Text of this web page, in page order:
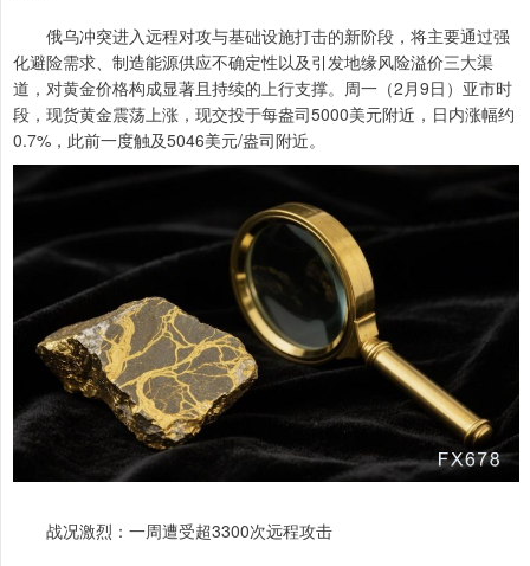
俄乌冲突进入远程对攻与基础设施打击的新阶段，将主要通过强
化避险需求、制造能源供应不确定性以及引发地缘风险溢价三大渠
道，对黄金价格构成显著且持续的上行支撑。周一（2月9日）亚市时
段，现货黄金震荡上涨，现交投于每盎司5000美元附近，日内涨幅约
0.7%，此前一度触及5046美元/盎司附近。
战况激烈：一周遭受超3300次远程攻击